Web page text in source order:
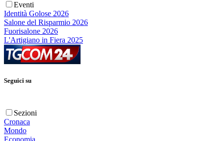
Eventi
Identità Golose 2026
Salone del Risparmio 2026
Fuorisalone 2026
L'Artigiano in Fiera 2025
Seguici su
Sezioni
Cronaca
Mondo
Economia